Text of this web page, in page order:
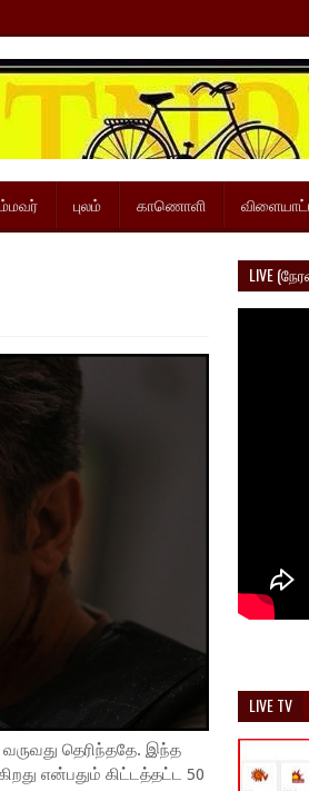
புலம் காணொளி
வருவது தெரிந்ததே. இந்த
என்பதும் கிட்டத்தட்ட 50
LIVE
LIVE TV